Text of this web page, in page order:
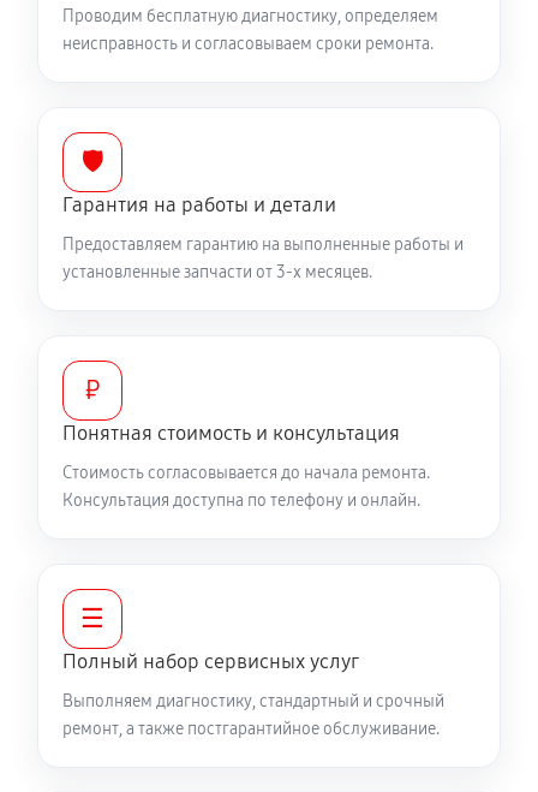
Проводим бесплатную диагностику, определяем
неисправность и согласовываем сроки ремонта.
🛡️
Гарантия на работы и детали
Предоставляем гарантию на выполненные работы и
установленные запчасти от 3-х месяцев.
₽
Понятная стоимость и консультация
Стоимость согласовывается до начала ремонта.
Консультация доступна по телефону и онлайн.
☰
Полный набор сервисных услуг
Выполняем диагностику, стандартный и срочный
ремонт, а также постгарантийное обслуживание.